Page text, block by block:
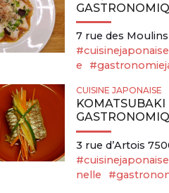
7 rue des
e
CUISINE JAPONAISE
3 rue d’Artois
nelle